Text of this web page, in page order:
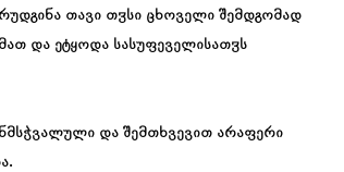
თავი თჳსი ცხოველი შემდგომად
და ეტყოდა სასუფეველისათჳს
და შემთხვევით არაფერი